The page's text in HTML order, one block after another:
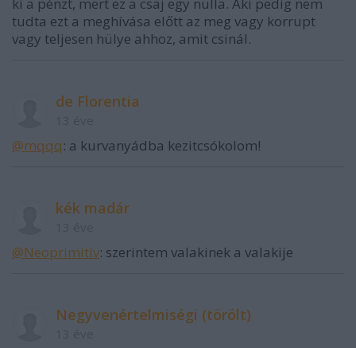
tudta ezt a meghívása előtt az meg vagy korrupt
vagy teljesen hülye ahhoz, amit csinál.
de Florentia
@mqqq: a kurvanyádba kezitcsókolom!
kék madár
@Neoprimitív: szerintem valakinek a valakije
Negyvenértelmiségi (törölt)